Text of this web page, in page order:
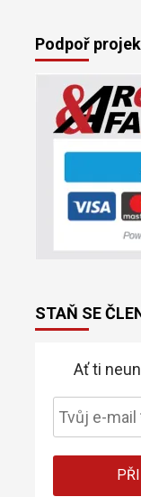
Podpoř
STAŇ SE
Ať ti